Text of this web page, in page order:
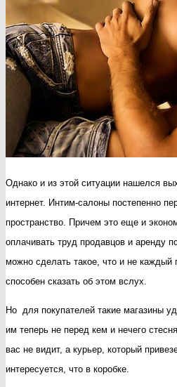
Однако и из этой ситуации нашелся
интернет. Интим-салоны постепенно
пространство. Причем это еще и
оплачивать труд продавцов и аренду
можно сделать такое, что и не каждый
способен сказать об этом вслух.
Но для покупателей такие магазины
им теперь не перед кем и нечего
вас не видит, а курьер, который
интересуется, что в коробке.